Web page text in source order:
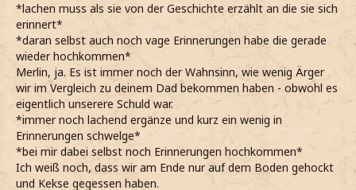
*lachen muss als sie von der Geschichte erzählt an die sie sich
erinnert*
*daran selbst auch noch vage Erinnerungen habe die gerade
wieder hochkommen*
Merlin, ja. Es ist immer noch der Wahnsinn, wie wenig Ärger
wir im Vergleich zu deinem Dad bekommen haben - obwohl es
eigentlich unserere Schuld war.
*immer noch lachend ergänze und kurz ein wenig in
Erinnerungen schwelge*
*bei mir dabei selbst noch Erinnerungen hochkommen*
Ich weiß noch, dass wir am Ende nur auf dem Boden gehockt
und Kekse gegessen haben.